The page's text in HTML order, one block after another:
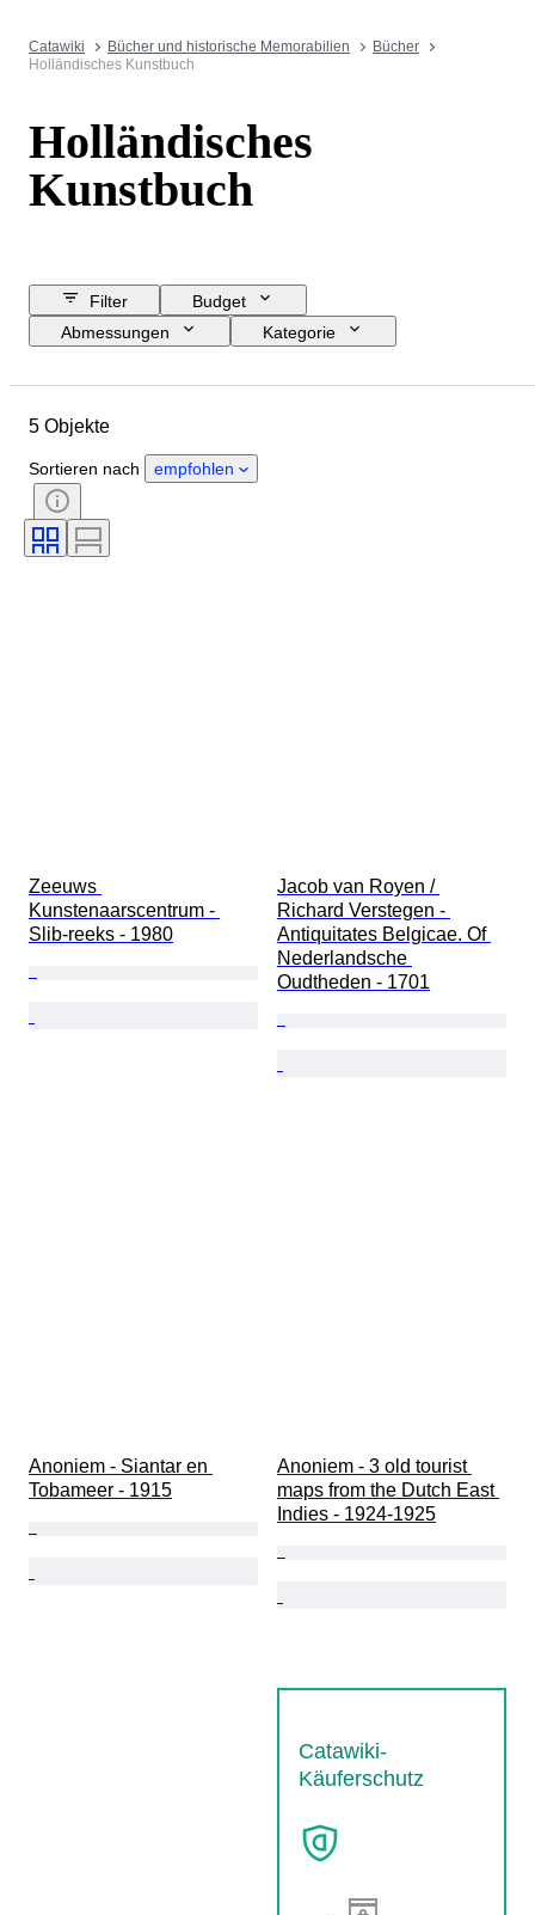
Catawiki Bücher und historische Memorabilien
Bücher
Holländisches Kunstbuch
Holländisches
Kunstbuch
Filter
Budget
Abmessungen
Kategorie
Zubehör
Sprache
5 Objekte
Sortieren nach empfohlen
Zeeuws
Kunstenaarscentrum -
Slib-reeks - 1980
Jacob van Royen /
Richard Verstegen -
Antiquitates Belgicae. Of
Nederlandsche
Oudtheden - 1701
Anoniem - Siantar en
Tobameer - 1915
Anoniem - 3 old tourist
maps from the Dutch East
Indies - 1924-1925
Catawiki-
Käuferschutz